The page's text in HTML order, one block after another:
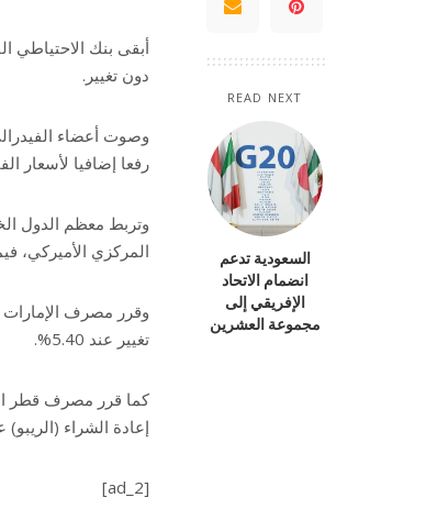
READ NEXT
السعودية تدعم
انضمام الاتحاد
الإفريقي إلى
مجموعة العشرين
دون تغيير.
رفعا إضافيا لأسعار
وتربط معظم الدول
المركزي الأميركي،
وقرر مصرف الإمارات
تغيير عند 5.40%.
كما قرر مصرف قطر
إعادة الشراء (الريبو) عند 5.75% و6.25% و6% على
[ad_2]